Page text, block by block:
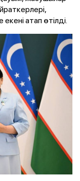
атап өтілді.